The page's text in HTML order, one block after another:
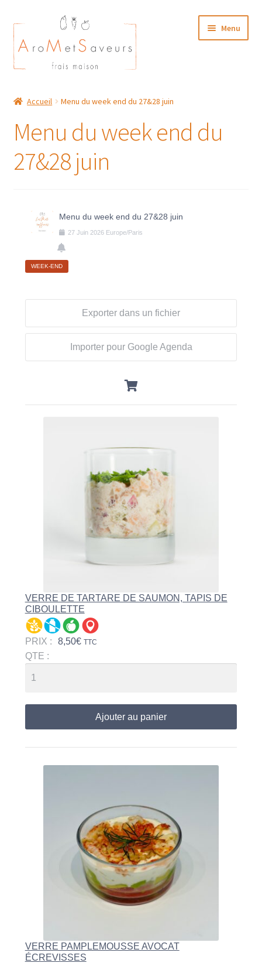
Aller
à
la
navigation
Aller
au
contenu
Menu
Accueil Menu du week end du 27&28 juin
Menu du week end du
27&28 juin
Menu du week end du 27&28 juin
27 Juin 2026 Europe/Paris
WEEK-END
Exporter dans un fichier
Importer pour Google Agenda
VERRE DE TARTARE DE SAUMON, TAPIS DE
CIBOULETTE
PRIX : 8,50€ TTC
QTE :
Ajouter au panier
VERRE PAMPLEMOUSSE AVOCAT
ÉCREVISSES